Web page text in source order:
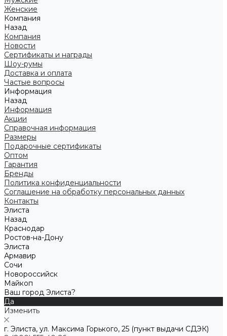
Женские
Компания
Назад
Компания
Новости
Сертификаты и награды
Шоу-румы
Доставка и оплата
Частые вопросы
Информация
Назад
Информация
Акции
Справочная информация
Размеры
Подарочные сертификаты
Оптом
Гарантия
Бренды
Политика конфиденциальности
Соглашение на обработку персональных данных
Контакты
Элиста
Назад
Краснодар
Ростов-на-Дону
Элиста
Армавир
Сочи
Новороссийск
Майкоп
Ваш город Элиста?
Да
Изменить
г. Элиста, ул. Максима Горького, 25 (пункт выдачи СДЭК)